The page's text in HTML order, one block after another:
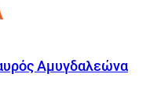
Αμυγδαλεώνα